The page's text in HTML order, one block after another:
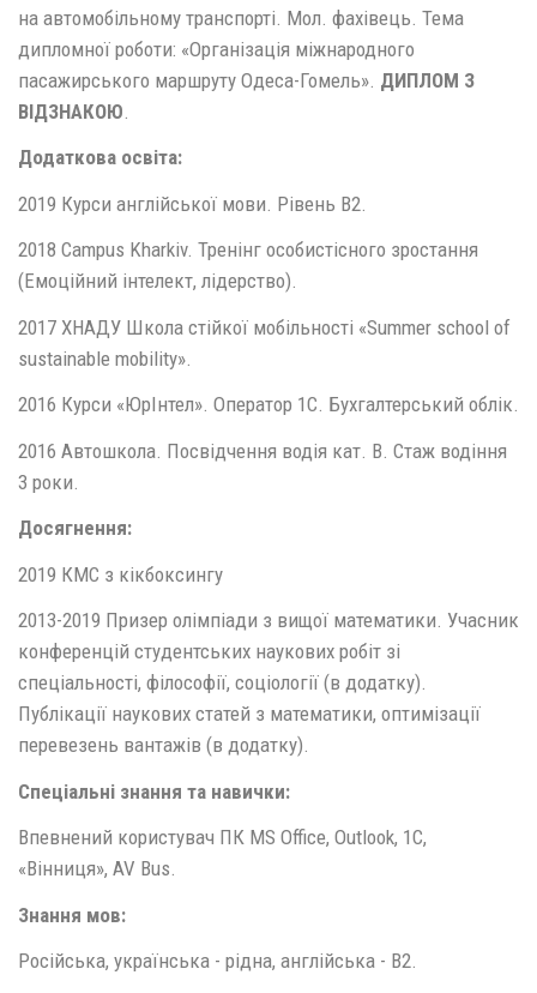
на автомобільному транспорті. Мол. фахівець. Тема
дипломної роботи: «Організація міжнародного
пасажирського маршруту Одеса-Гомель». ДИПЛОМ З
ВІДЗНАКОЮ
Додаткова освіта:
2019 Курси англійської мови. Рівень В2.
2018 Campus Kharkiv. Тренінг особистісного зростання
(Емоційний інтелект, лідерство).
2017 ХНАДУ Школа стійкої мобільності «Summer school of
sustainable mobility».
2016 Курси «ЮрІнтел». Оператор 1С. Бухгалтерський облік.
2016 Автошкола. Посвідчення водія кат. В. Стаж водіння
3 роки.
Досягнення:
2019 КМС з кікбоксингу
2013-2019 Призер олімпіади з вищої математики. Учасник
конференцій студентських наукових робіт зі
спеціальності, філософії, соціології (в додатку).
Публікації наукових статей з математики, оптимізації
перевезень вантажів (в додатку).
Спеціальні знання та навички:
Впевнений користувач ПК MS Office, Outlook, 1C,
«Вінниця», AV Bus.
Знання мов:
Російська, українська - рідна, англійська - В2.